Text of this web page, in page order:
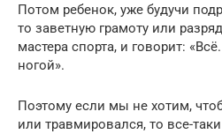
Потом ребенок, уже будучи
то заветную грамоту или
мастера спорта, и говорит:
ногой».
Поэтому если мы не хотим,
или травмировался, то все-